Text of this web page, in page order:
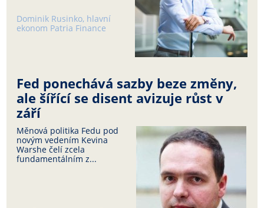
Dominik Rusinko, hlavní
ekonom Patria Finance
Fed ponechává sazby beze změny,
ale šířící se disent avizuje růst v
září
Měnová politika Fedu pod
novým vedením Kevina
Warshe čelí zcela
fundamentálním z...